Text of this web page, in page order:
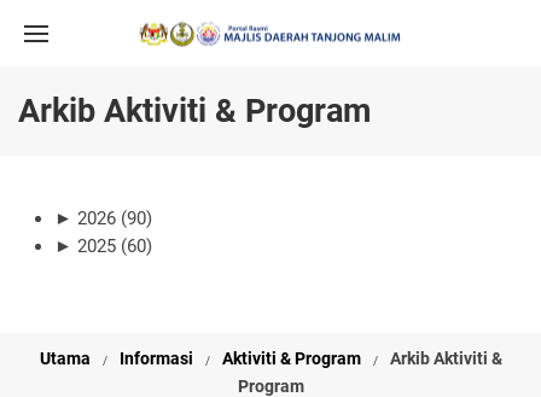
Arkib Aktiviti & Program
► 2026 (90)
► 2025 (60)
Utama Informasi Aktiviti & Program
Arkib Aktiviti &
Program